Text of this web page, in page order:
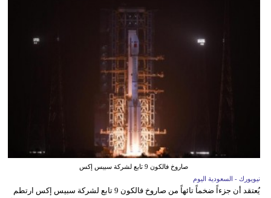
صاروخ فالكون 9 تابع لشركة سبيس إكس
نيويورك - السعودية اليوم
يُعتقد أن جزءاً ضخماً تائهاً من صاروخ فالكون 9 تابع لشركة سبيس إكس ارتطم